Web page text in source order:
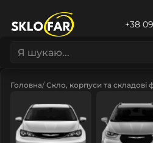
+38
Головна Скло, корпуси та складові